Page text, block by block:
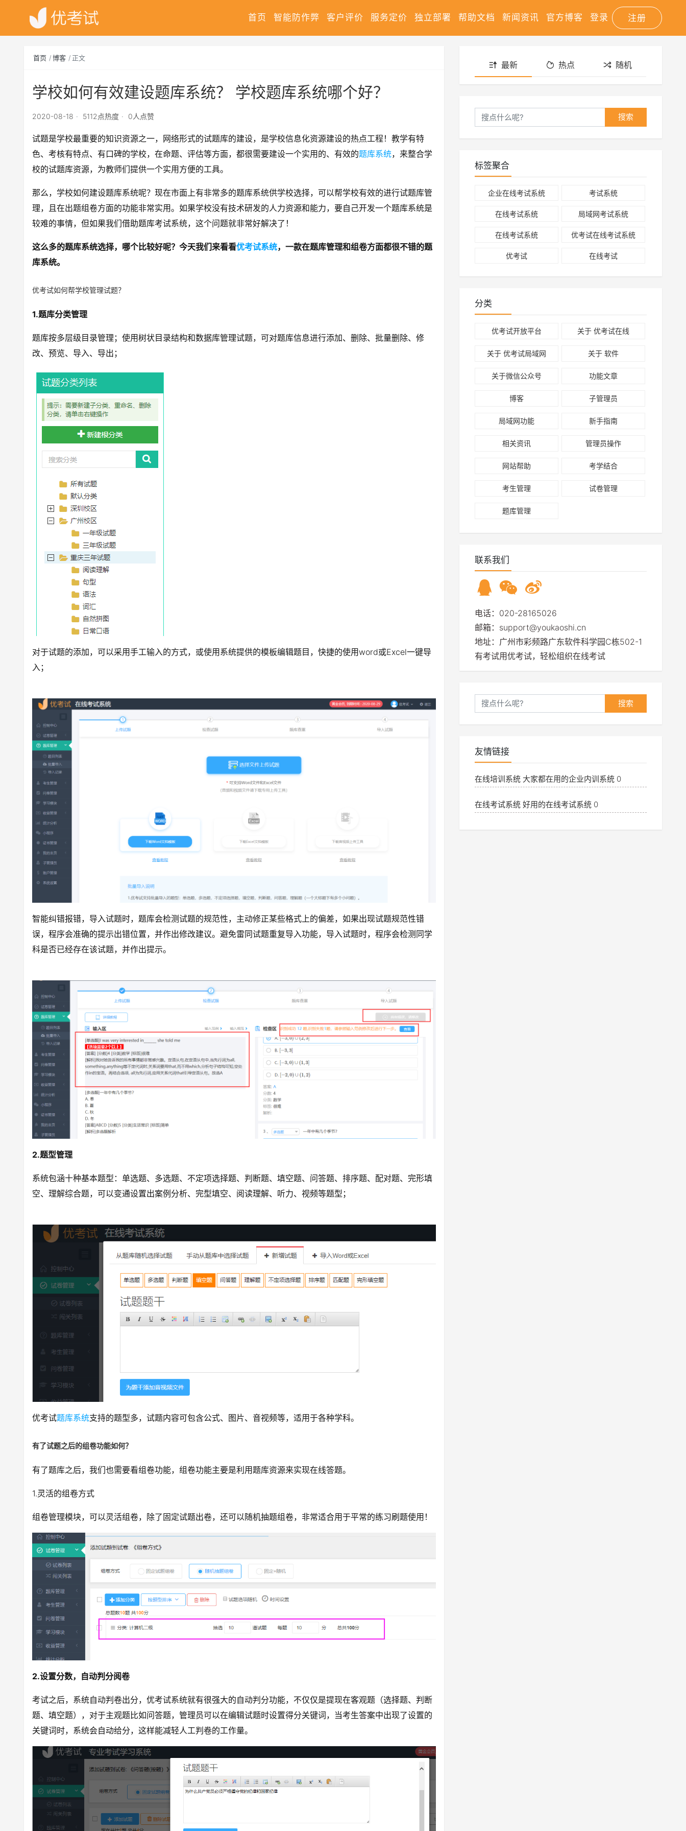
首页 智能防作弊 客户评价 服务定价 独立部署 帮助文档 新闻资讯 官方博客 登录 注册
首页 博客 正文
学校如何有效建设题库系统？ 学校题库系统哪个好？
2020-08-18 5112点热度 0人点赞
试题是学校最重要的知识资源之一，网络形式的试题库的建设，是学校信息化资源建设的热点工程！教学有特
色、考核有特点、有口碑的学校，在命题、评估等方面，都很需要建设一个实用的、有效的题库系统，来整合学
校的试题库资源，为教师们提供一个实用方便的工具。
那么，学校如何建设题库系统呢？现在市面上有非常多的题库系统供学校选择，可以帮学校有效的进行试题库管
理，且在出题组卷方面的功能非常实用。如果学校没有技术研发的人力资源和能力，要自己开发一个题库系统是
较难的事情，但如果我们借助题库考试系统，这个问题就非常好解决了！
这么多的题库系统选择，哪个比较好呢？今天我们来看看优考试系统，一款在题库管理和组卷方面都很不错的题
库系统。
优考试如何帮学校管理试题？
1.题库分类管理
题库按多层级目录管理；使用树状目录结构和数据库管理试题，可对题库信息进行添加、删除、批量删除、修
改、预览、导入、导出；
对于试题的添加，可以采用手工输入的方式，或使用系统提供的模板编辑题目，快捷的使用word或Excel一键导
入；
智能纠错报错，导入试题时，题库会检测试题的规范性，主动修正某些格式上的偏差，如果出现试题规范性错
误，程序会准确的提示出错位置，并作出修改建议。避免雷同试题重复导入功能，导入试题时，程序会检测同学
科是否已经存在该试题，并作出提示。
2.题型管理
系统包涵十种基本题型：单选题、多选题、不定项选择题、判断题、填空题、问答题、排序题、配对题、完形填
空、理解综合题，可以变通设置出案例分析、完型填空、阅读理解、听力、视频等题型；
优考试题库系统支持的题型多，试题内容可包含公式、图片、音视频等，适用于各种学科。
有了试题之后的组卷功能如何？
有了题库之后，我们也需要看组卷功能，组卷功能主要是利用题库资源来实现在线答题。
1.灵活的组卷方式
组卷管理模块，可以灵活组卷，除了固定试题出卷，还可以随机抽题组卷，非常适合用于平常的练习刷题使用！
2.设置分数，自动判分阅卷
考试之后，系统自动判卷出分，优考试系统就有很强大的自动判分功能，不仅仅是提现在客观题（选择题、判断
题、填空题），对于主观题比如问答题，管理员可以在编辑试题时设置得分关键词，当考生答案中出现了设置的
关键词时，系统会自动给分，这样能减轻人工判卷的工作量。
最新 热点 随机
搜索
标签聚合
企业在线考试系统 考试系统
在线考试系统 局域网考试系统
在线考试系统 优考试在线考试系统
优考试 在线考试
分类
优考试开放平台 关于 优考试在线
关于 优考试局域网 关于 软件
关于微信公众号 功能文章
博客 子管理员
局域网功能 新手指南
相关资讯 管理员操作
网站帮助 考学结合
考生管理 试卷管理
题库管理
联系我们
电话：020-28165026
邮箱：support@youkaoshi.cn
地址：广州市彩频路广东软件科学园C栋502-1
有考试用优考试，轻松组织在线考试
搜索
友情链接
在线培训系统 大家都在用的企业内训系统 0
在线考试系统 好用的在线考试系统 0